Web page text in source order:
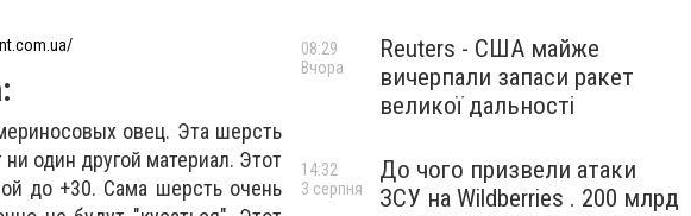
овец. Эта шерсть
один другой материал. Этот
до +30. Сама шерсть очень
Reuters - США майже
вичерпали запаси ракет
великої дальності
08:29
Вчора
До чого призвели атаки
ЗСУ на Wildberries . 200 млрд
14:32
3 серпня